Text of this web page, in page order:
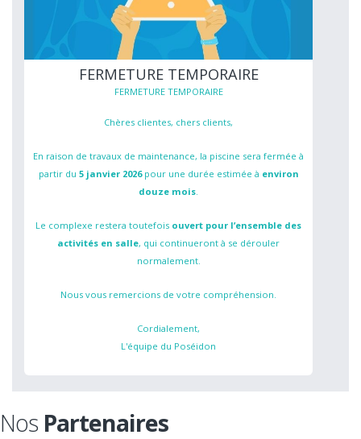
FERMETURE TEMPORAIRE
FERMETURE TEMPORAIRE
Chères clientes, chers clients,
En raison de travaux de maintenance, la piscine sera fermée à
partir du 5 janvier 2026pour une durée estimée à environ
douze mois
Le complexe restera toutefois ouvert pour l’ensemble des
activités en salle, qui continueront à se dérouler
normalement.
Nous vous remercions de votre compréhension.
Cordialement,
L'équipe du Poséidon
Nos Partenaires